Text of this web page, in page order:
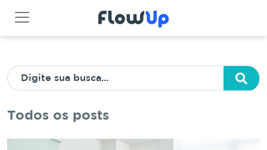
Todos os posts